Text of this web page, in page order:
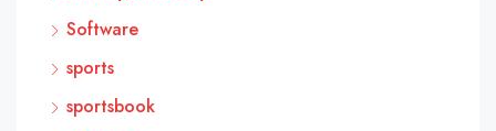
Software
sports
sportsbook